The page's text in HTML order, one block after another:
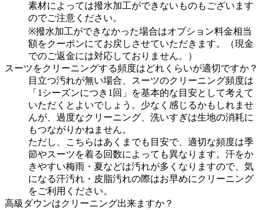
素材によっては撥水加工ができないものもございます
のでご注意ください。
※撥水加工ができなかった場合はオプション料金相当
額をクーポンにてお戻しさせていただきます。（現金
でのご返金には対応しておりません。）
スーツをクリーニングする頻度はどれくらいが適切ですか？
目立つ汚れが無い場合、スーツのクリーニング頻度は
「1シーズンにつき1回」を基本的な目安として考えて
いただくとよいでしょう。少なく感じるかもしれませ
んが、過度なクリーニング、洗いすぎは生地の消耗に
もつながりかねません。
ただし、こちらはあくまでも目安で、適切な頻度は季
節やスーツを着る回数によっても異なります。汗をか
きやすい梅雨・夏などは汚れが多くなりますので、気
になる汗汚れ・皮脂汚れの際はお早めにクリーニング
をご利用ください。
高級ダウンはクリーニング出来ますか？